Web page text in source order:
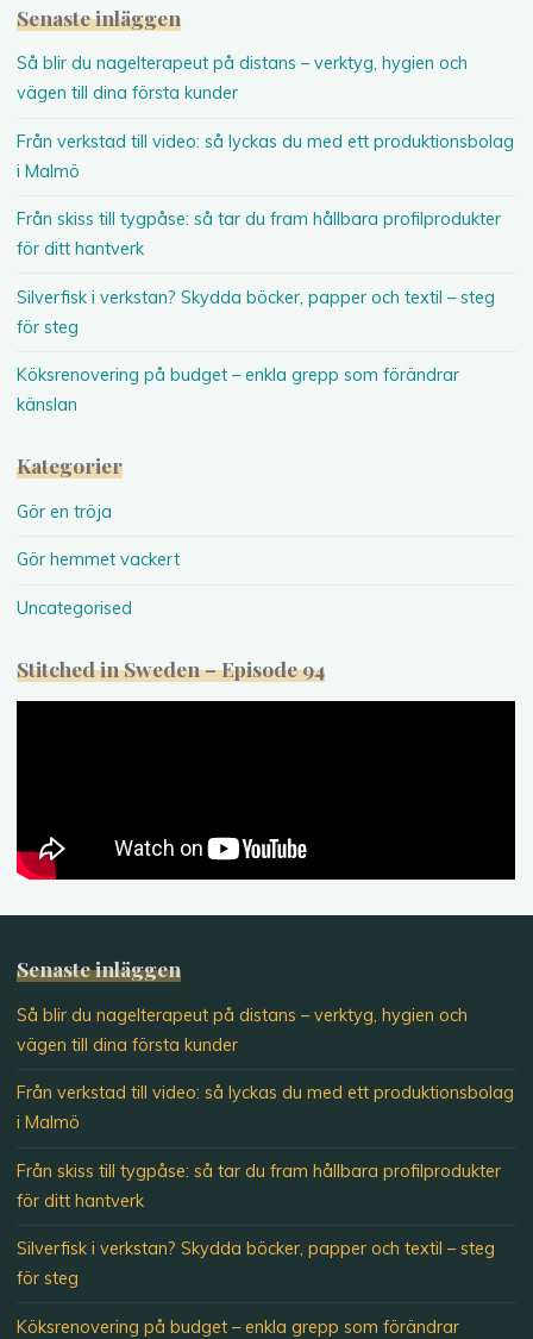
Senaste inläggen
Så blir du nagelterapeut på distans – verktyg, hygien och
vägen till dina första kunder
Från verkstad till video: så lyckas du med ett produktionsbolag
i Malmö
Från skiss till tygpåse: så tar du fram hållbara profilprodukter
för ditt hantverk
Silverfisk i verkstan? Skydda böcker, papper och textil – steg
för steg
Köksrenovering på budget – enkla grepp som förändrar
känslan
Kategorier
Gör en tröja
Gör hemmet vackert
Uncategorised
Stitched in Sweden – Episode 94
Senaste inläggen
Så blir du nagelterapeut på distans – verktyg, hygien och
vägen till dina första kunder
Från verkstad till video: så lyckas du med ett produktionsbolag
i Malmö
Från skiss till tygpåse: så tar du fram hållbara profilprodukter
för ditt hantverk
Silverfisk i verkstan? Skydda böcker, papper och textil – steg
för steg
Köksrenovering på budget – enkla grepp som förändrar